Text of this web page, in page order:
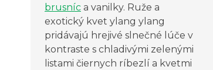
brusníc a vanilky. Ruže a
exotický kvet ylang ylang
pridávajú hrejivé slnečné lúče v
kontraste s chladivými zelenými
listami čiernych ríbezlí a kvetmi